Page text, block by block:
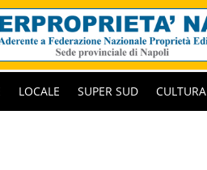
LOCALE SUPER SUD CULTURA